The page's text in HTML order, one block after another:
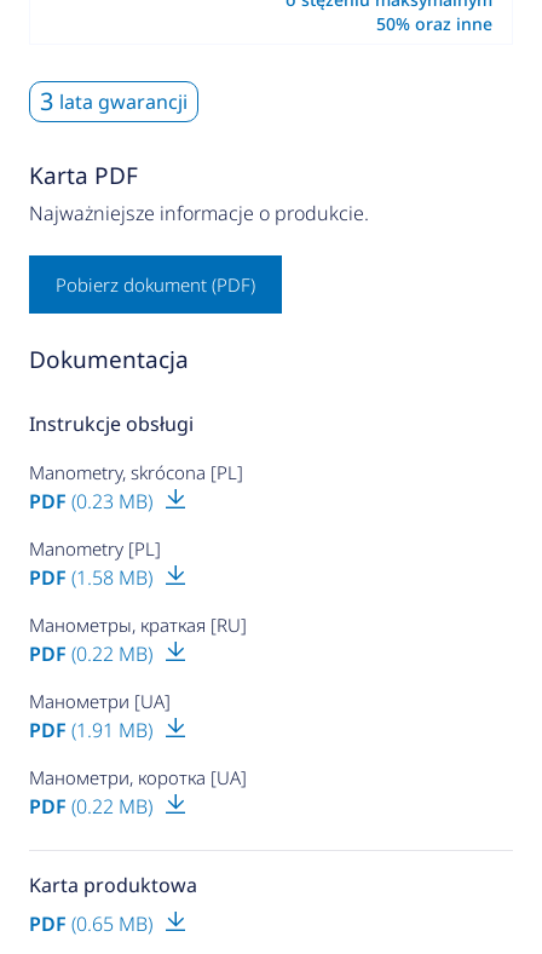
50% oraz inne
3 lata gwarancji
Karta PDF
Najważniejsze informacje o produkcie.
Pobierz dokument (PDF)
Dokumentacja
Instrukcje obsługi
Manometry, skrócona [PL]
PDF (0.23 MB)
Manometry [PL]
PDF (1.58 MB)
Манометры, краткая [RU]
PDF (0.22 MB)
Манометри [UA]
PDF (1.91 MB)
Манометри, коротка [UA]
PDF (0.22 MB)
Karta produktowa
PDF (0.65 MB)